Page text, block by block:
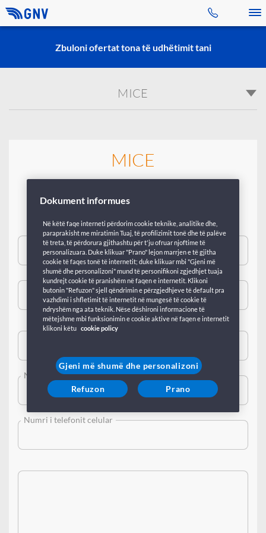
Zbuloni ofertat tona të udhëtimit tani
MICE
MICE
Na kontaktoni
Numri i telefonit
Numri i telefonit celular
Dokument informues
Në këtë faqe interneti përdorim cookie teknike, analitike dhe,
paraprakisht me miratimin Tuaj, të profilizimit tonë dhe të palëve
të treta, të përdorura gjithashtu për t'ju ofruar njoftime të
personalizuara. Duke klikuar "Prano" lejon marrjen e të gjitha
cookie të faqes tonë të internetit; duke klikuar mbi "Gjeni më
shumë dhe personalizoni" mund të personifikoni zgjedhjet tuaja
kundrejt cookie të pranishëm në faqen e internetit. Klikoni
butonin "Refuzon" sjell qëndrimin e përzgjedhjeve të default pra
vazhdimi i shfletimit të internetit në mungesë të cookie të
ndryshëm nga ata teknik. Nëse dëshironi informacione të
mëtejshme mbi funksionimin e cookie aktive në faqen e internetit
klikoni këtu cookie policy
Gjeni më shumë dhe personalizoni
Refuzon Prano